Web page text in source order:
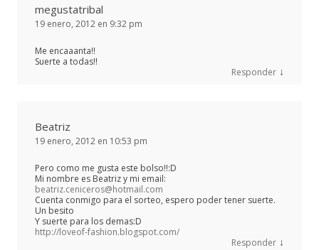
megustatribal
19 enero, 2012 en 9:32 pm
Me encaaanta!!
Suerte a todas!!
Responder ↓
Beatriz
19 enero, 2012 en 10:53 pm
Pero como me gusta este bolso!!:D
Mi nombre es Beatriz y mi email:
beatriz.ceniceros@hotmail.com
Cuenta conmigo para el sorteo, espero poder tener suerte.
Un besito
Y suerte para los demas:D
http://loveof-fashion.blogspot.com/
Responder ↓